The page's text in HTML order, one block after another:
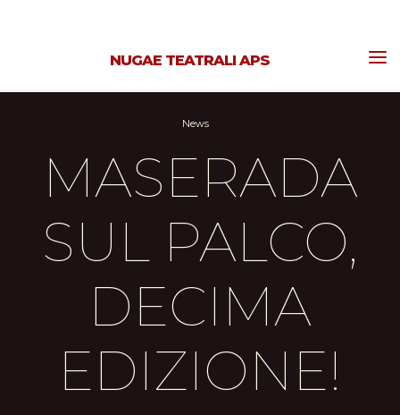
NUGAE TEATRALI APS
News
MASERADA
SUL PALCO,
DECIMA
EDIZIONE!